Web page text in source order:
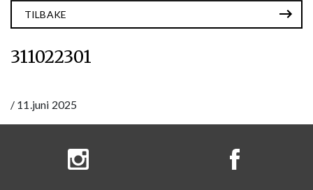
TILBAKE
311022301
/ 11.juni 2025